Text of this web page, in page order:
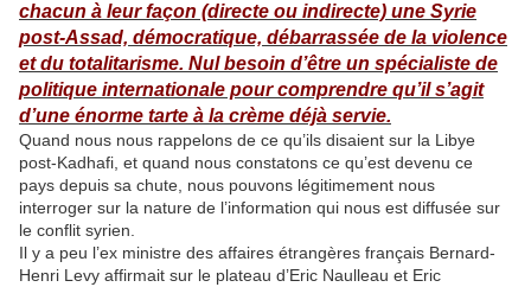
chacun à leur façon (directe ou indirecte) une Syrie
post-Assad, démocratique, débarrassée de la violence
et du totalitarisme. Nul besoin d’être un spécialiste de
politique internationale pour comprendre qu’il s’agit
d’une énorme tarte à la crème déjà servie.
Quand nous nous rappelons de ce qu’ils disaient sur la Libye
post-Kadhafi, et quand nous constatons ce qu’est devenu ce
pays depuis sa chute, nous pouvons légitimement nous
interroger sur la nature de l’information qui nous est diffusée sur
le conflit syrien.
Il y a peu l’ex ministre des affaires étrangères français Bernard-
Henri Levy affirmait sur le plateau d’Eric Naulleau et Eric